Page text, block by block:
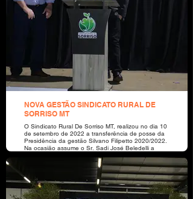
NOVA GESTÃO SINDICATO RURAL DE
SORRISO MT
O Sindicato Rural De Sorriso MT, realizou no dia 10
de setembro de 2022 a transferência de posse da
Presidência da gestão Silvano Filipetto 2020/2022.
Na ocasião assume o Sr. Sadi José Beledelli a
Local Buffet Franciele Casarin.